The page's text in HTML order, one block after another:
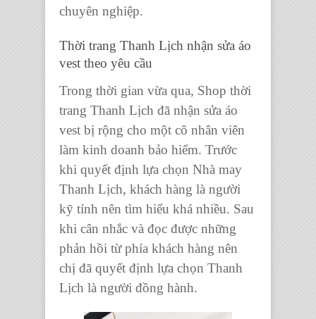
chuyên nghiệp.
Thời trang Thanh Lịch nhận sửa áo
vest theo yêu cầu
Trong thời gian vừa qua, Shop thời
trang Thanh Lịch đã nhận sửa áo
vest bị rộng cho một cô nhân viên
làm kinh doanh bảo hiểm. Trước
khi quyết định lựa chọn Nhà may
Thanh Lịch, khách hàng là người
kỹ tính nên tìm hiểu khá nhiều. Sau
khi cân nhắc và đọc được những
phản hồi từ phía khách hàng nên
chị đã quyết định lựa chọn Thanh
Lịch là người đồng hành.